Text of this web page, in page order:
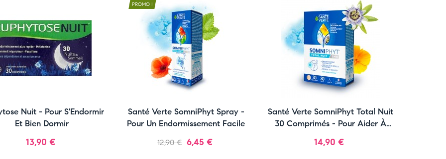
Nuit - Pour S'Endormir
Et Bien Dormir
Prix
13,90 €
PROMO !
Santé Verte SomniPhyt Spray -
Pour Un Endormissement Facile
Prix
12,90 € Prix
6,45 €
Santé Verte SomniPhyt Total Nuit
30 Comprimés - Pour Aider À
Prix
14,90 €